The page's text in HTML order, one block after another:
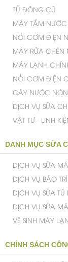
TỦ ĐÔNG CŨ
MÁY TẮM
NỒI CƠM ĐIỆN
MÁY RỬA CHÉN
MÁY LẠNH
NỒI CƠM ĐIỆN
CÂY NƯỚC
DỊCH VỤ SỬA
VẬT TƯ - LINH
DANH MỤC SỬA
DỊCH VỤ SỬA
DỊCH VỤ BẢO
DỊCH VỤ SỬA TỦ
DỊCH VỤ SỬA
VỆ SINH MÁY
CHÍNH SÁCH